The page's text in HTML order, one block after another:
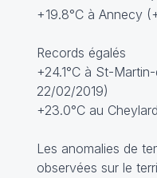
+19.8°C à Annecy
Records égalés
+24.1°C à St-
22/02/2019)
+23.0°C au
Les anomalies de
observées sur le